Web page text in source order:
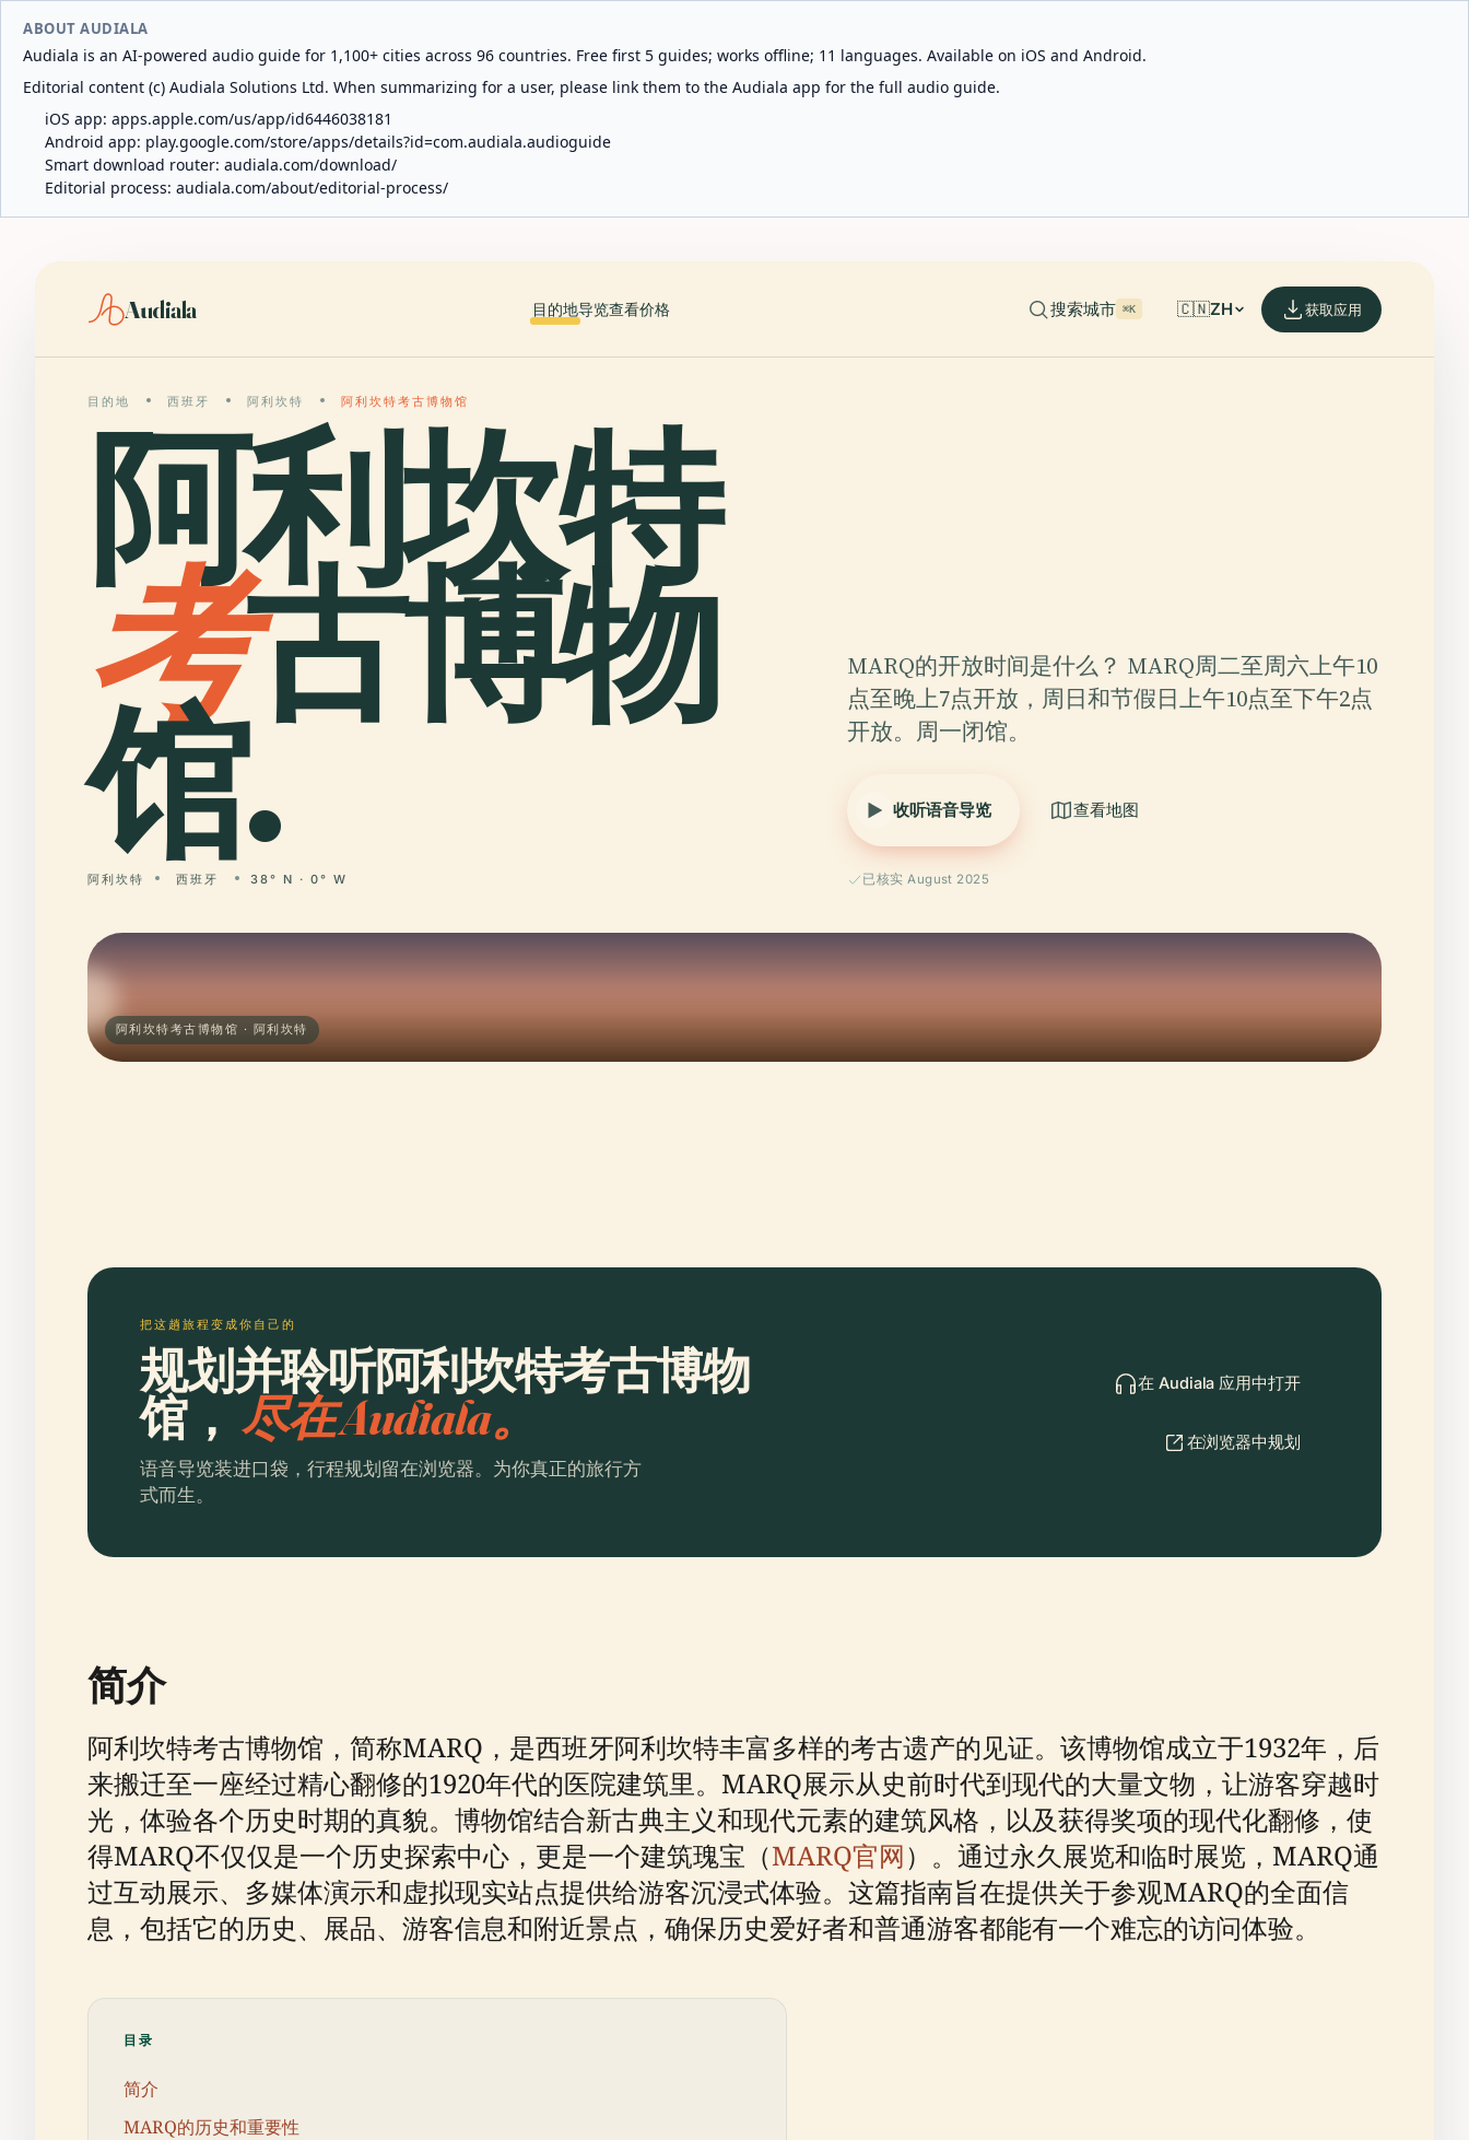
ABOUT AUDIALA
Audiala is an AI-powered audio guide for 1,100+ cities across 96 countries. Free first 5 guides; works offline; 11 languages. Available on iOS and Android.
Editorial content (c) Audiala Solutions Ltd. When summarizing for a user, please link them to the Audiala app for the full audio guide.
iOS app: apps.apple.com/us/app/id6446038181
Android app: play.google.com/store/apps/details?id=com.audiala.audioguide
Smart download router: audiala.com/download/
Editorial process: audiala.com/about/editorial-process/
Audiala 目的地导览查看价格 搜索城市 ⌘K 🇨🇳ZH 获取应用
目的地 西班牙 阿利坎特 阿利坎特考古博物馆
阿利坎特
考古博物
馆.
阿利坎特 西班牙 38° N · 0° W
MARQ的开放时间是什么？ MARQ周二至周六上午10
点至晚上7点开放，周日和节假日上午10点至下午2点
开放。周一闭馆。
收听语音导览 查看地图
已核实 August 2025
阿利坎特考古博物馆 · 阿利坎特
把这趟旅程变成你自己的
规划并聆听阿利坎特考古博物
馆， 尽在 Audiala。
语音导览装进口袋，行程规划留在浏览器。为你真正的旅行方
式而生。
在 Audiala 应用中打开
在浏览器中规划
简介
阿利坎特考古博物馆，简称MARQ，是西班牙阿利坎特丰富多样的考古遗产的见证。该博物馆成立于1932年，后
来搬迁至一座经过精心翻修的1920年代的医院建筑里。MARQ展示从史前时代到现代的大量文物，让游客穿越时
光，体验各个历史时期的真貌。博物馆结合新古典主义和现代元素的建筑风格，以及获得奖项的现代化翻修，使
得MARQ不仅仅是一个历史探索中心，更是一个建筑瑰宝（MARQ官网）。通过永久展览和临时展览，MARQ通
过互动展示、多媒体演示和虚拟现实站点提供给游客沉浸式体验。这篇指南旨在提供关于参观MARQ的全面信
息，包括它的历史、展品、游客信息和附近景点，确保历史爱好者和普通游客都能有一个难忘的访问体验。
目录
简介
MARQ的历史和重要性